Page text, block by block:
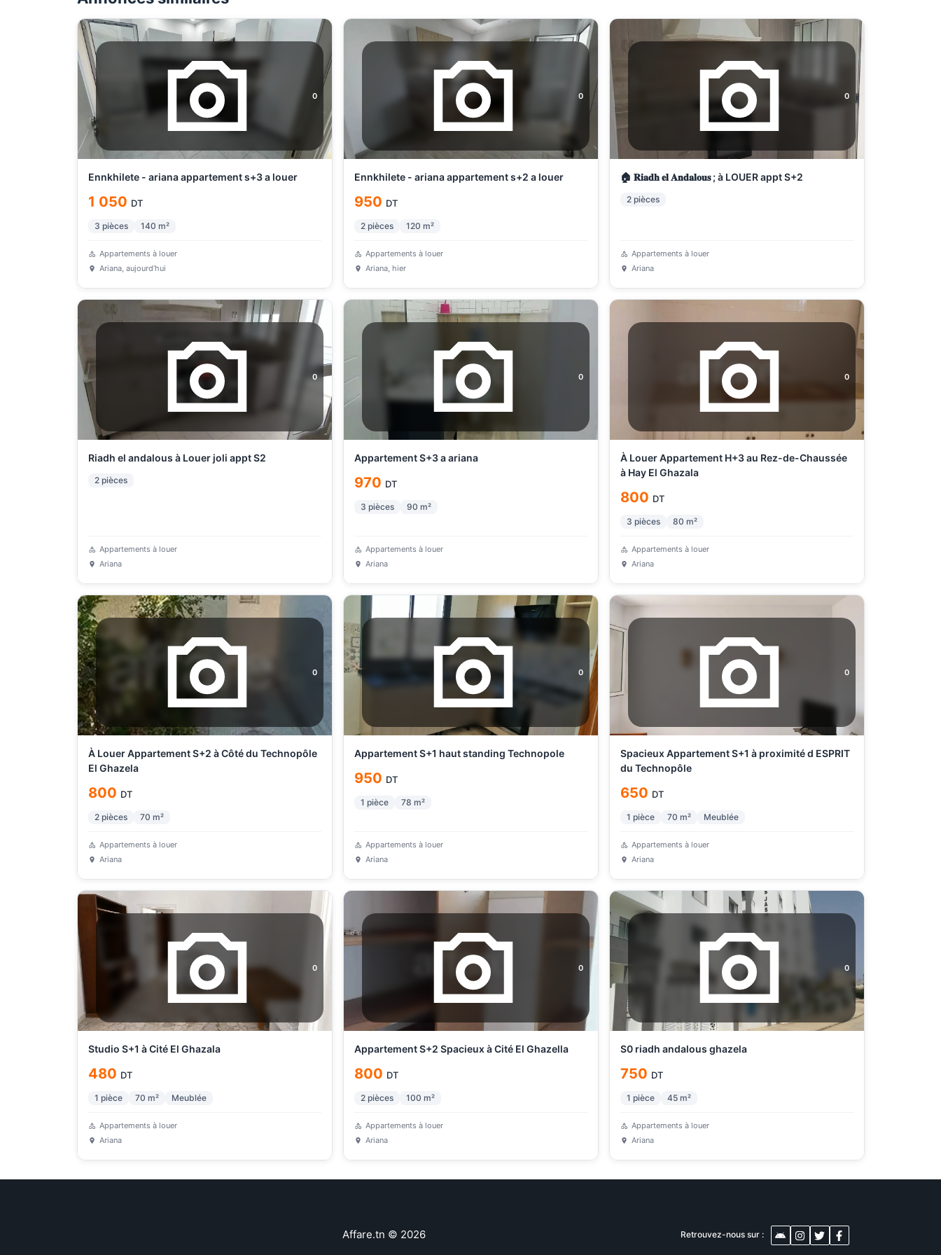
0
Ennkhilete - ariana appartement s+3 a louer
1 050 DT
3 pièces 140 m²
Appartements à louer
Ariana, aujourd’hui
0
Ennkhilete - ariana appartement s+2 a louer
950 DT
2 pièces 120 m²
Appartements à louer
Ariana, hier
0
🏠 𝐑𝐢𝐚𝐝𝐡 𝐞𝐥 𝐀𝐧𝐝𝐚𝐥𝐨𝐮𝐬 ; à LOUER appt S+2
2 pièces
Appartements à louer
Ariana
0
Riadh el andalous à Louer joli appt S2
2 pièces
Appartements à louer
Ariana
0
Appartement S+3 a ariana
970 DT
3 pièces 90 m²
Appartements à louer
Ariana
0
À Louer Appartement H+3 au Rez-de-Chaussée
à Hay El Ghazala
800 DT
3 pièces 80 m²
Appartements à louer
Ariana
0
À Louer Appartement S+2 à Côté du Technopôle
El Ghazela
800 DT
2 pièces 70 m²
Appartements à louer
Ariana
0
Appartement S+1 haut standing Technopole
950 DT
1 pièce 78 m²
Appartements à louer
Ariana
0
Spacieux Appartement S+1 à proximité d ESPRIT
du Technopôle
650 DT
1 pièce 70 m² Meublée
Appartements à louer
Ariana
0
Studio S+1 à Cité El Ghazala
480 DT
1 pièce 70 m² Meublée
Appartements à louer
Ariana
0
Appartement S+2 Spacieux à Cité El Ghazella
800 DT
2 pièces 100 m²
Appartements à louer
Ariana
0
S0 riadh andalous ghazela
750 DT
1 pièce 45m²
Appartements à louer
Ariana
Affare.tn © 2026 Retrouvez-nous sur :